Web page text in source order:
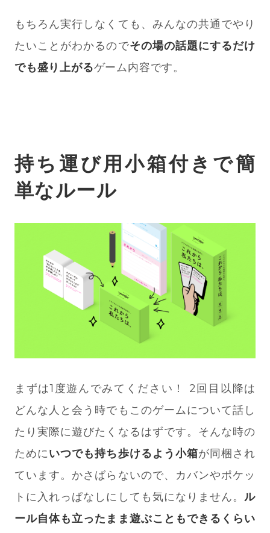
もちろん実行しなくても、みんなの共通でやり
たいことがわかるのでその場の話題にするだけ
でも盛り上がるゲーム内容です。
持ち運び用小箱付きで簡
単なルール
まずは1度遊んでみてください！ 2回目以降は
どんな人と会う時でもこのゲームについて話し
たり実際に遊びたくなるはずです。そんな時の
ためにいつでも持ち歩けるよう小箱が同梱され
ています。かさばらないので、カバンやポケッ
トに入れっぱなしにしても気になりません。ル
ール自体も立ったまま遊ぶこともできるくらい